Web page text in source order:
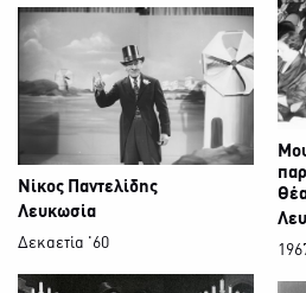
Νίκος Παντελίδης
Λευκωσία
Δεκαετία '60